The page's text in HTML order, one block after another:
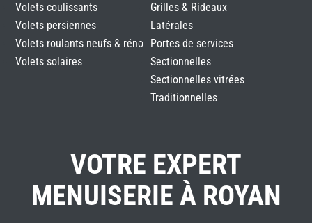
Volets coulissants
Volets persiennes
Volets roulants neufs & réno
Volets solaires
Grilles & Rideaux
Latérales
Portes de services
Sectionnelles
Sectionnelles vitrées
Traditionnelles
VOTRE EXPERT
MENUISERIE À ROYAN